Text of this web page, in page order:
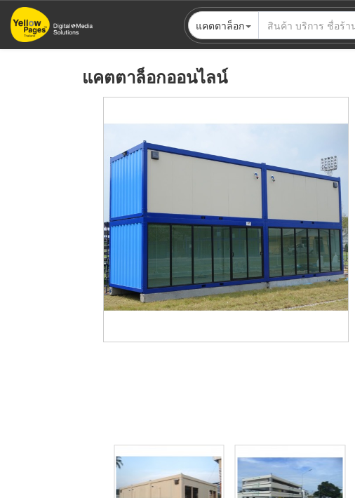
ข้าม
ไป
แคตตาล็อก
แคตตาล็อกออนไลน์